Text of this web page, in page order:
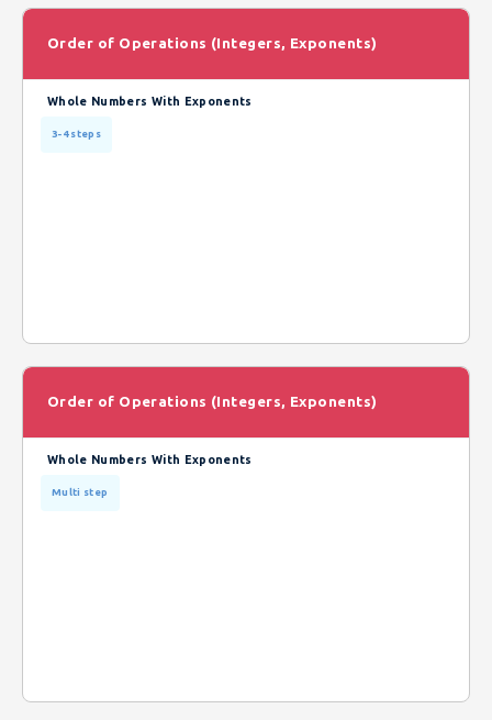
Order of Operations (Integers, Exponents)
Whole Numbers With Exponents
3-4 steps
Order of Operations (Integers, Exponents)
Whole Numbers With Exponents
Multi step